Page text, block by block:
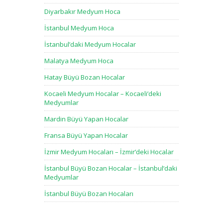
Diyarbakır Medyum Hoca
İstanbul Medyum Hoca
İstanbul’daki Medyum Hocalar
Malatya Medyum Hoca
Hatay Büyü Bozan Hocalar
Kocaeli Medyum Hocalar – Kocaeli’deki
Medyumlar
Mardin Büyü Yapan Hocalar
Fransa Büyü Yapan Hocalar
İzmir Medyum Hocaları – İzmir’deki Hocalar
İstanbul Büyü Bozan Hocalar – İstanbul’daki
Medyumlar
İstanbul Büyü Bozan Hocaları